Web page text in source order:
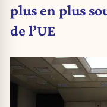
plus en plus
de l’UE